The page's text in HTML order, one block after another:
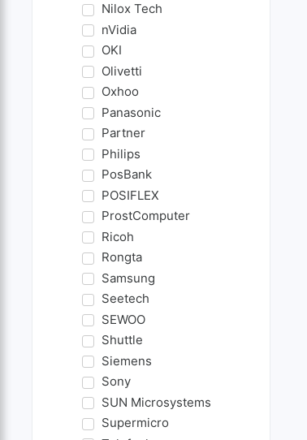
Nilox Tech
nVidia
OKI
Olivetti
Oxhoo
Panasonic
Partner
Philips
PosBank
POSIFLEX
ProstComputer
Ricoh
Rongta
Samsung
Seetech
SEWOO
Shuttle
Siemens
Sony
SUN Microsystems
Supermicro